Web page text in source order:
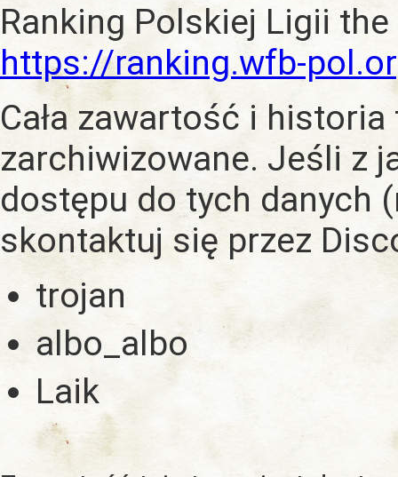
Ranking Polskiej Ligii
https://ranking.wfb-
Cała zawartość i historia
zarchiwizowane. Jeśli z
dostępu do tych danych
skontaktuj się przez
trojan
albo_albo
Laik